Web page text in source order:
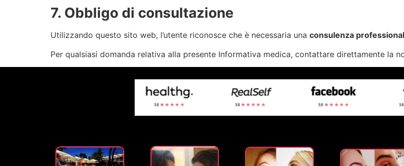
7. Obbligo di consultazione
Utilizzando questo sito web, l’utente riconosce che è necessaria una consulenza
Per qualsiasi domanda relativa alla presente Informativa medica, contattare direttamente la